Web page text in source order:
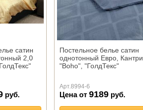
сатин
2,0
руб.
Постельное белье сатин
однотонный Евро, Кантри
"Boho", "ГолдТекс"
Арт.8994-6
Цена от 9189руб.